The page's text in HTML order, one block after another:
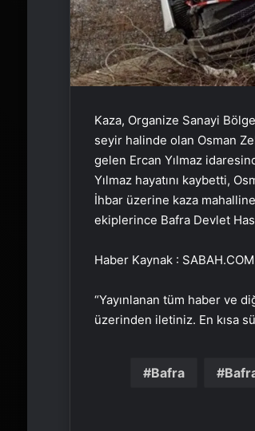
Kaza, Organize Sanayi
seyir halinde olan Osman
gelen Ercan Yılmaz
Yılmaz hayatını kaybetti,
İhbar üzerine kaza
ekiplerince Bafra Devlet
Haber Kaynak :
“Yayınlanan tüm haber ve
üzerinden iletiniz. En kısa
Bafra